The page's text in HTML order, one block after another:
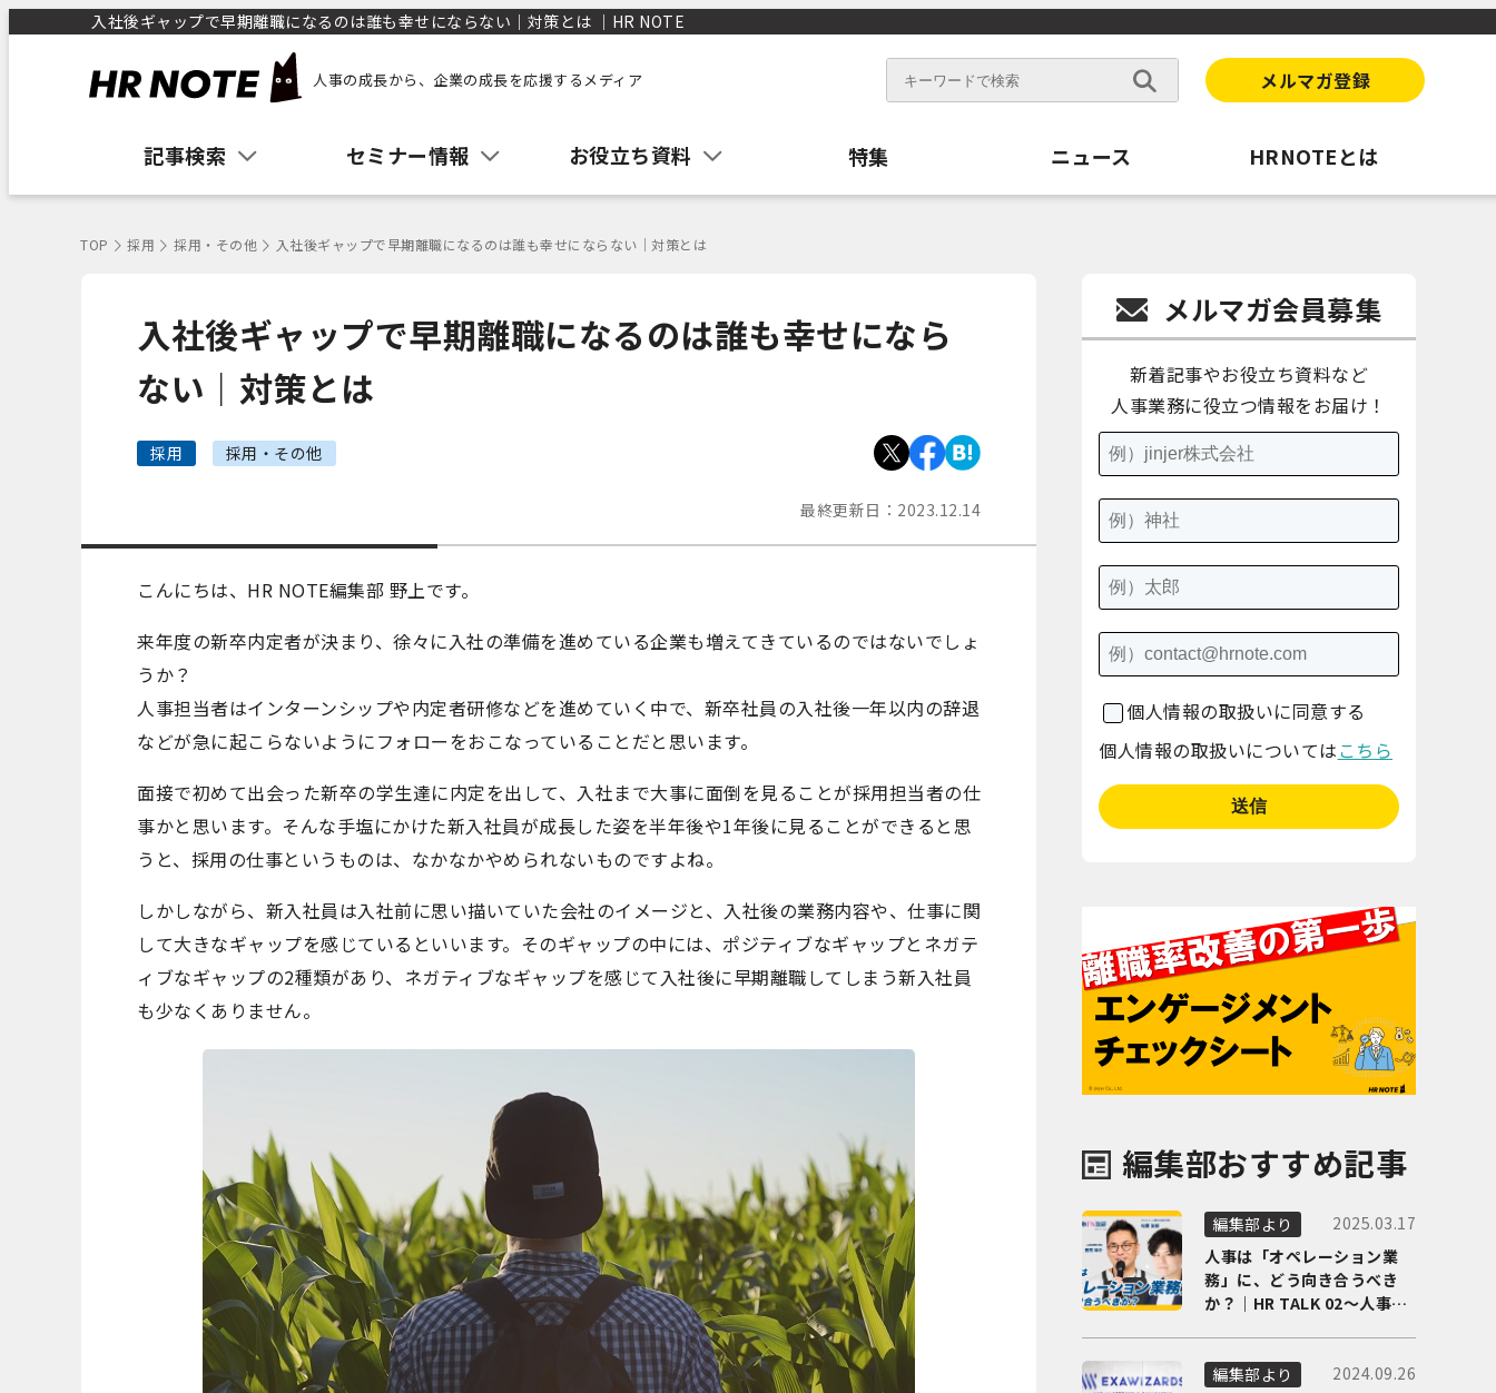
入社後ギャップで早期離職になるのは誰も幸せにならない｜対策とは ｜HR NOTE
人事の成長から、企業の成長を応援するメディア メルマガ登録
記事検索 セミナー情報 お役立ち資料 特集 ニュース HRNOTEとは
TOP 採用 採用・その他 入社後ギャップで早期離職になるのは誰も幸せにならない｜対策とは
入社後ギャップで早期離職になるのは誰も幸せになら
ない｜対策とは
採用 採用・その他
最終更新日： 2023.12.14
こんにちは、HR NOTE編集部 野上です。
来年度の新卒内定者が決まり、徐々に入社の準備を進めている企業も増えてきているのではないでしょ
うか？
人事担当者はインターンシップや内定者研修などを進めていく中で、新卒社員の入社後一年以内の辞退
などが急に起こらないようにフォローをおこなっていることだと思います。
面接で初めて出会った新卒の学生達に内定を出して、入社まで大事に面倒を見ることが採用担当者の仕
事かと思います。そんな手塩にかけた新入社員が成長した姿を半年後や1年後に見ることができると思
うと、採用の仕事というものは、なかなかやめられないものですよね。
しかしながら、新入社員は入社前に思い描いていた会社のイメージと、入社後の業務内容や、仕事に関
して大きなギャップを感じているといいます。そのギャップの中には、ポジティブなギャップとネガテ
ィブなギャップの2種類があり、ネガティブなギャップを感じて入社後に早期離職してしまう新入社員
も少なくありません。
メルマガ会員募集
新着記事やお役立ち資料など
人事業務に役立つ情報をお届け！
個人情報の取扱いに同意する
個人情報の取扱いについては こちら
編集部おすすめ記事
編集部より
2025.03.17
人事は「オペレーション業
務」に、どう向き合うべき
か？｜HR TALK 02～人事DX
編集部より
2024.09.26